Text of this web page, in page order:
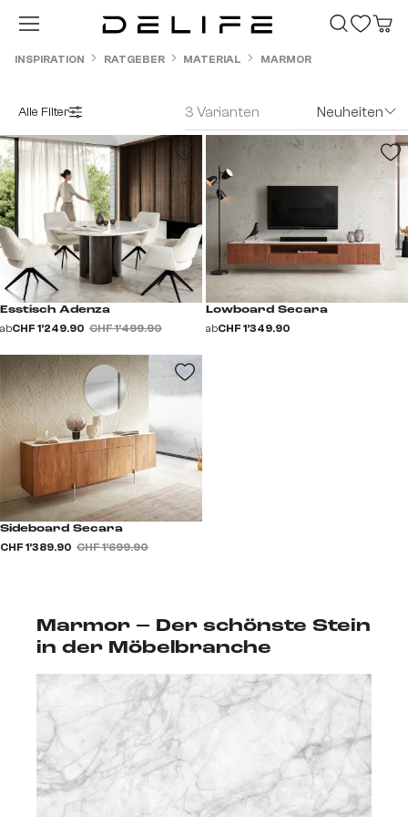
Zum Hauptinhalt springen
INSPIRATION RATGEBER MATERIAL MARMOR
Alle Filter 3 Varianten Neuheiten
Esstisch Adenza
abCHF 1’249.90 CHF 1’499.90
Lowboard Secara
abCHF 1’349.90
Sideboard Secara
CHF 1’389.90 CHF 1’699.90
Marmor – Der schönste Stein
in der Möbelbranche